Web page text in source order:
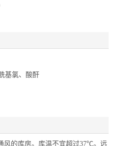
基氯、酸酐
风的库房。库温不宜超过37℃。远